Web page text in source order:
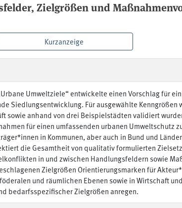
Zielgrößen und
Kurzanzeige
Umweltziele“ entwickelte einen Vorschlag für
Siedlungsentwicklung. Für ausgewählte
sowie anhand von drei Beispielstädten validiert
für einen umfassenden urbanen Umweltschutz
in Kommunen, aber auch in Bund und
die Gesamtheit von qualitativ formulierten
in und zwischen Handlungsfeldern sowie
Zielgrößen Orientierungsmarken für
und räumlichen Ebenen sowie in Wirtschaft
bedarfsspezifischer Zielgrößen anregen.